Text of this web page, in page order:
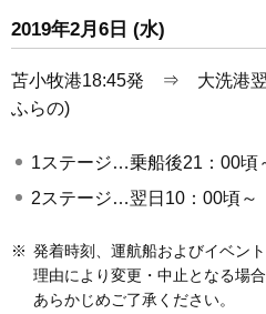
2019年2月6日 (水)
苫小牧港18:45発 ⇒ 大洗港翌
ふらの)
1ステージ…乗船後21：00頃
2ステージ…翌日10：00頃～
※ 発着時刻、運航船およびイベン
理由により変更・中止となる場合
あらかじめご了承ください。